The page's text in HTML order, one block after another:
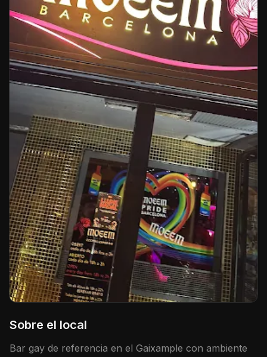
Sobre el local
Bar gay de referencia en el Gaixample con ambiente